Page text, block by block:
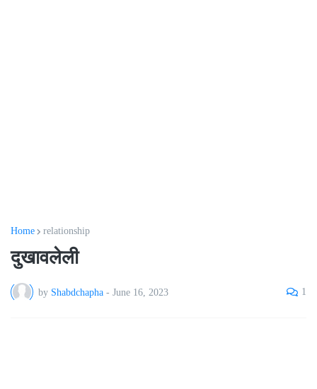
Home relationship
दुखावलेली
by Shabdchapha - June 16, 2023 1